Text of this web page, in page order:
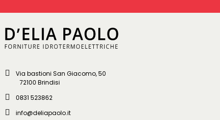
Via bastioni San Giacomo, 50
72100 Brindisi
0831 523862
info@deliapaolo.it